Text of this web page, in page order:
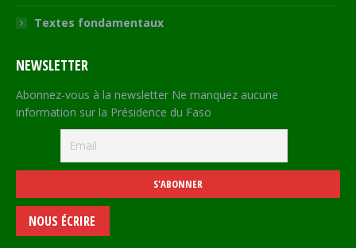
Textes fondamentaux
NEWSLETTER
Abonnez-vous à la newsletter Ne manquez aucune
information sur la Présidence du Faso
NOUS ÉCRIRE